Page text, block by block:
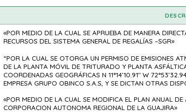
«POR MEDIO DE LA CUAL SE APRUEBA DE MANERA
RECURSOS DEL SISTEMA GENERAL DE REGALÍAS –SGR»
“POR LA CUAL SE OTORGA UN PERMISO DE EMISIONES
DE LA PLANTA MÓVIL DE TRITURADO Y PLANTA
COORDENADAS GEOGRÁFICAS N 11°14’10.91″ W
EMPRESA GRUPO OBINCO S.A.S, Y SE DICTAN OTRAS
«POR MEDIO DE LA CUAL SE MODIFICA EL PLAN ANUAL
CORPORACION AUTONOMA REGIONAL DE LA GUAJIRA»